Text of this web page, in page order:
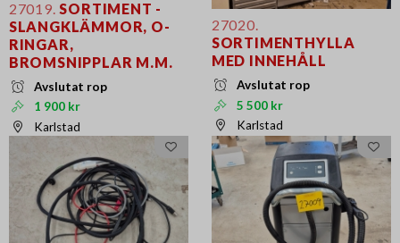
27019. SORTIMENT -
SLANGKLÄMMOR, O-
RINGAR,
BROMSNIPPLAR M.M.
Avslutat rop
1 900 kr
Karlstad
27020.
SORTIMENTHYLLA
MED INNEHÅLL
Avslutat rop
5 500 kr
Karlstad